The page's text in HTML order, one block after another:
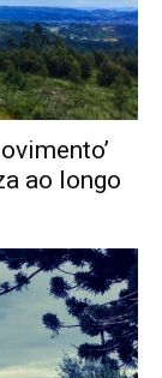
ao longo